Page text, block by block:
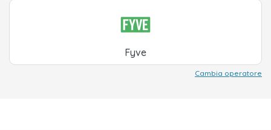
Fyve
Cambia operatore